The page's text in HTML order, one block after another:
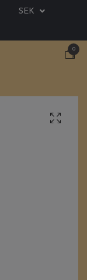
SEK
0